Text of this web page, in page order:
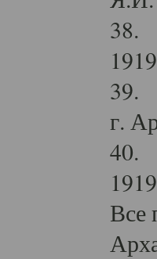
38.
39.
г.
40.
Все